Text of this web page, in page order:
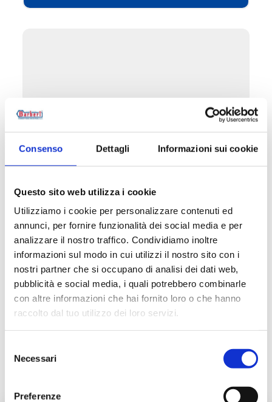
Consenso Dettagli Informazioni sui cookie
Questo sito web utilizza i cookie
Utilizziamo i cookie per personalizzare contenuti ed
annunci, per fornire funzionalità dei social media e per
analizzare il nostro traffico. Condividiamo inoltre
informazioni sul modo in cui utilizzi il nostro sito con i
nostri partner che si occupano di analisi dei dati web,
pubblicità e social media, i quali potrebbero combinarle
con altre informazioni che hai fornito loro o che hanno
raccolto dal tuo utilizzo dei loro servizi.
delNecessari
Preferenze
B7Z
Válvula manual de esquadria, engate de
cobre, plástico e multicamada
Temperatura máxima de exercício : 95 °C.
Pressão máxima de exercício: 10 bar.